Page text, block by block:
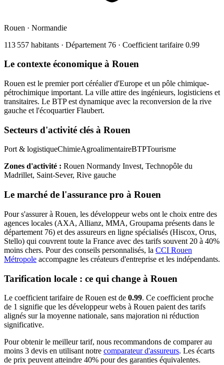
Rouen · Normandie
113 557 habitants · Département 76 · Coefficient tarifaire 0.99
Le contexte économique à Rouen
Rouen est le premier port céréalier d'Europe et un pôle chimique-
pétrochimique important. La ville attire des ingénieurs, logisticiens et
transitaires. Le BTP est dynamique avec la reconversion de la rive
gauche et l'écoquartier Flaubert.
Secteurs d'activité clés à Rouen
Port & logistiqueChimieAgroalimentaireBTPTourisme
Zones d'activité : Rouen Normandy Invest, Technopôle du
Madrillet, Saint-Sever, Rive gauche
Le marché de l'assurance pro à Rouen
Pour s'assurer à Rouen, les développeur webs ont le choix entre des
agences locales (AXA, Allianz, MMA, Groupama présents dans le
département 76) et des assureurs en ligne spécialisés (Hiscox, Orus,
Stello) qui couvrent toute la France avec des tarifs souvent 20 à 40%
moins chers. Pour des conseils personnalisés, la CCI Rouen
Métropole accompagne les créateurs d'entreprise et les indépendants.
Tarification locale : ce qui change à Rouen
Le coefficient tarifaire de Rouen est de 0.99. Ce coefficient proche
de 1 signifie que les développeur webs à Rouen paient des tarifs
alignés sur la moyenne nationale, sans majoration ni réduction
significative.
Pour obtenir le meilleur tarif, nous recommandons de comparer au
moins 3 devis en utilisant notre comparateur d'assureurs. Les écarts
de prix peuvent atteindre 40% pour des garanties équivalentes.